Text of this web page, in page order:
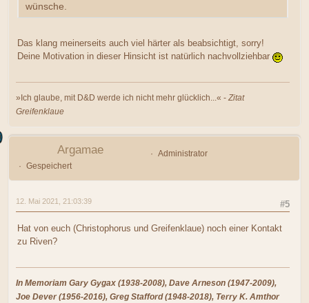
wünsche.
Das klang meinerseits auch viel härter als beabsichtigt, sorry!
Deine Motivation in dieser Hinsicht ist natürlich nachvollziehbar
»Ich glaube, mit D&D werde ich nicht mehr glücklich...« - Zitat
Greifenklaue
Argamae
Administrator
Gespeichert
#5
12. Mai 2021, 21:03:39
Hat von euch (Christophorus und Greifenklaue) noch einer Kontakt
zu Riven?
In Memoriam Gary Gygax (1938-2008), Dave Arneson (1947-2009),
Joe Dever (1956-2016), Greg Stafford (1948-2018), Terry K. Amthor